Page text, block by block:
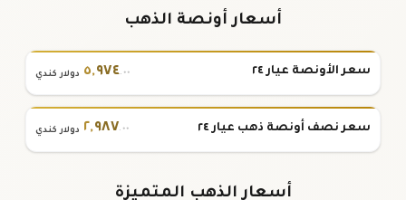
أسعار أونصة الذهب
سعر الأونصة عيار ٢٤ ٥,٩٧٤.٠٠ دولار كندي
سعر نصف أونصة ذهب عيار ٢٤ ٢,٩٨٧.٠٠ دولار كندي
أسعار الذهب المتميزة